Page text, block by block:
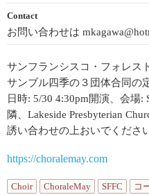
Contact
お問い合わせは
サンフランシスコ・フォレス
サンブル四季の３団体合同の
日時: 5/30 4:30pm開演、会場:
隣、Lakeside Presbyterian
誘い合わせの上おいでくださ
https://choralemay.com
Choir ChoraleMay SFFC コ